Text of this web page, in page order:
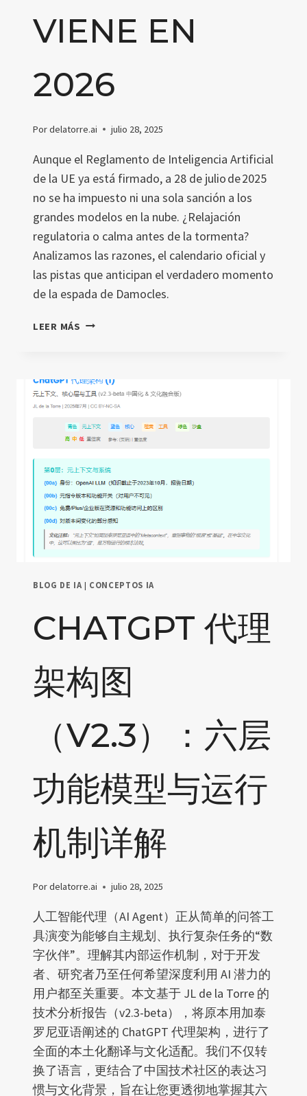
VIENE EN
2026
Pordelatorre.ai julio 28, 2025
Aunque el Reglamento de Inteligencia Artificial
de la UE ya está firmado, a 28 de julio de 2025
no se ha impuesto ni una sola sanción a los
grandes modelos en la nube. ¿Relajación
regulatoria o calma antes de la tormenta?
Analizamos las razones, el calendario oficial y
las pistas que anticipan el verdadero momento
de la espada de Damocles.
LEER MÁS SANCIONES
ACT:
LO
2026
BLOG DE IA | CONCEPTOS IA
CHATGPT 代理
架构图
（V2.3）：六层
功能模型与运行
机制详解
Pordelatorre.ai julio 28, 2025
人工智能代理（AI Agent）正从简单的问答工
具演变为能够自主规划、执行复杂任务的“数
字伙伴”。理解其内部运作机制，对于开发
者、研究者乃至任何希望深度利用 AI 潜力的
用户都至关重要。本文基于 JL de la Torre 的
技术分析报告（v2.3-beta），将原本用加泰
罗尼亚语阐述的 ChatGPT 代理架构，进行了
全面的本土化翻译与文化适配。我们不仅转
换了语言，更结合了中国技术社区的表达习
惯与文化背景，旨在让您更透彻地掌握其六